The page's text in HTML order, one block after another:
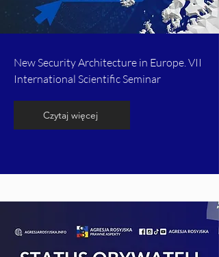
New Security Architecture in Europe. VII
International Scientific Seminar
Czytaj więcej